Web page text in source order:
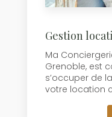
Gestion
Ma
Grenoble, est
s’occuper de
votre location